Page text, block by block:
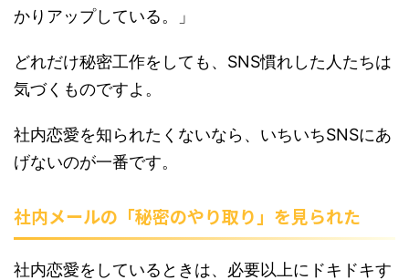
かりアップしている。」
どれだけ秘密工作をしても、SNS慣れした人たちは
気づくものですよ。
社内恋愛を知られたくないなら、いちいちSNSにあ
げないのが一番です。
社内メールの「秘密のやり取り」を見られた
社内恋愛をしているときは、必要以上にドキドキす